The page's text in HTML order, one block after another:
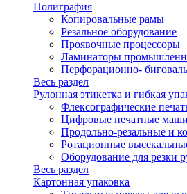
Полиграфия
Копировальные рамы
Резальное оборудование
Проявочные процессоры
Ламинаторы
Перфорационно-
Весь раздел
Рулонная этикетка и гибкая
Флексографические
Цифровые печатные
Продольно-резальные и
Ротационные
Оборудование для резки
Весь раздел
Картонная упаковка